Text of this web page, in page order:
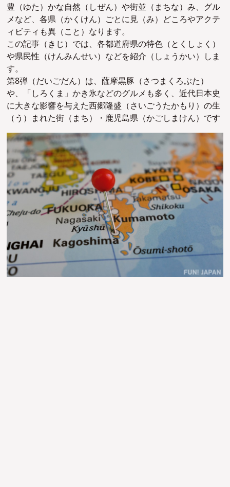
豊（ゆた）かな自然（しぜん）や街並（まちな）み、グル
メなど、各県（かくけん）ごとに見（み）どころやアクテ
ィビティも異（こと）なります。
この記事（きじ）では、各都道府県の特色（とくしょく）
や県民性（けんみんせい）などを紹介（しょうかい）しま
す。
第8弾（だいごだん）は、薩摩黒豚（さつまくろぶた）
や、「しろくま」かき氷などのグルメも多く、近代日本史
に大きな影響を与えた西郷隆盛（さいごうたかもり）の生
（う）まれた街（まち）・鹿児島県（かごしまけん）です